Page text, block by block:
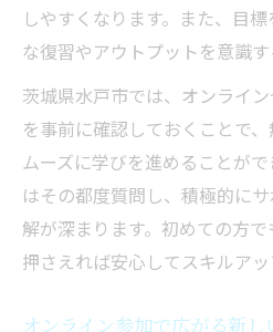
しやすくなります。また、目
な復習やアウトプットを意識す
茨城県水戸市では、オンライ
を事前に確認しておくことで
ムーズに学びを進めることが
はその都度質問し、積極的に
解が深まります。初めての方
押さえれば安心してスキルアッ
オンライン参加で広がる新し